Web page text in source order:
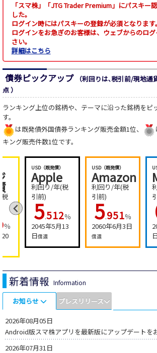
「スマ株」「JTG Trader Premium」にパスキー
した。
ログイン時にはパスキーの登録が必須となります。
ログインをお急ぎのお客様は、ウェブからのロ
さい。
詳細はこちら
債券ピックアップ
（利回りは､税引前/現地
点 ）
ランキング上位の銘柄や、テーマに沿った銘柄をピ
す。
は既発債外国債券ランキング販売金額1位、
キング販売件数1位です。
％
USD（既発債）
Apple
利回り/年(税
引前)
5.512％
2045年5月13
日償還
USD（既発債）
Amazon
利回り/年(税
引前)
5.951％
2060年6月3日
償還
新着情報 Information
お知らせ
2026年08月05日
Android版スマ株アプリを最新版にアップデートを
2026年07月31日
プレスリリース